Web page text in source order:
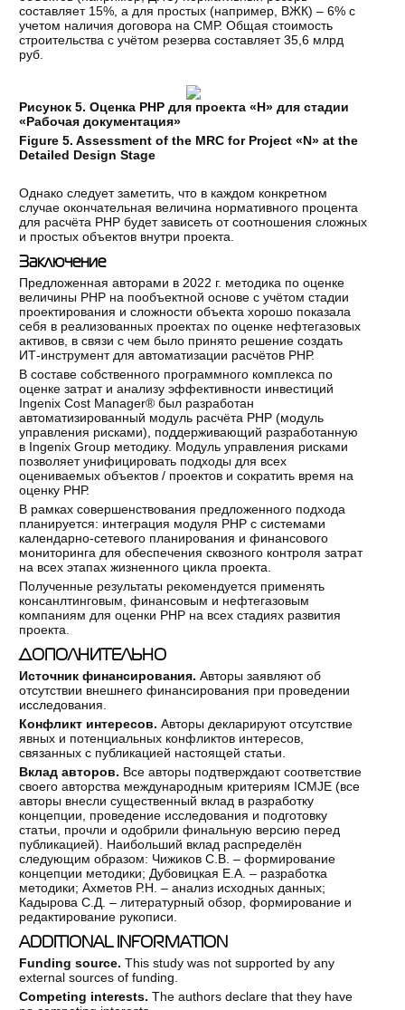
составляет 15%, а для простых (например, ВЖК) – 6% с
учетом наличия договора на СМР. Общая стоимость
строительства с учётом резерва составляет 35,6 млрд
руб.
Рисунок 5. Оценка РНР для проекта «Н» для стадии
«Рабочая документация»
Figure 5. Assessment of the MRC for Project «N» at the
Detailed Design Stage
Однако следует заметить, что в каждом конкретном
случае окончательная величина нормативного процента
для расчёта РНР будет зависеть от соотношения сложных
и простых объектов внутри проекта.
Заключение
Предложенная авторами в 2022 г. методика по оценке
величины РНР на пообъектной основе с учётом стадии
проектирования и сложности объекта хорошо показала
себя в реализованных проектах по оценке нефтегазовых
активов, в связи с чем было принято решение создать
ИТ-инструмент для автоматизации расчётов РНР.
В составе собственного программного комплекса по
оценке затрат и анализу эффективности инвестиций
Ingenix Cost Manager® был разработан
автоматизированный модуль расчёта РНР (модуль
управления рисками), поддерживающий разработанную
в Ingenix Group методику. Модуль управления рисками
позволяет унифицировать подходы для всех
оцениваемых объектов / проектов и сократить время на
оценку РНР.
В рамках совершенствования предложенного подхода
планируется: интеграция модуля РНР с системами
календарно-сетевого планирования и финансового
мониторинга для обеспечения сквозного контроля затрат
на всех этапах жизненного цикла проекта.
Полученные результаты рекомендуется применять
консанлтинговым, финансовым и нефтегазовым
компаниям для оценки РНР на всех стадиях развития
проекта.
ДОПОЛНИТЕЛЬНО
Источник финансирования. Авторы заявляют об
отсутствии внешнего финансирования при проведении
исследования.
Конфликт интересов. Авторы декларируют отсутствие
явных и потенциальных конфликтов интересов,
связанных с публикацией настоящей статьи.
Вклад авторов. Все авторы подтверждают соответствие
своего авторства международным критериям ICMJE (все
авторы внесли существенный вклад в разработку
концепции, проведение исследования и подготовку
статьи, прочли и одобрили финальную версию перед
публикацией). Наибольший вклад распределён
следующим образом: Чижиков С.В. – формирование
концепции методики; Дубовицкая Е.А. – разработка
методики; Ахметов Р.Н. – анализ исходных данных;
Кадырова С.Д. – литературный обзор, формирование и
редактирование рукописи.
ADDITIONAL INFORMATION
Funding source. This study was not supported by any
external sources of funding.
Competing interests.The authors declare that they have